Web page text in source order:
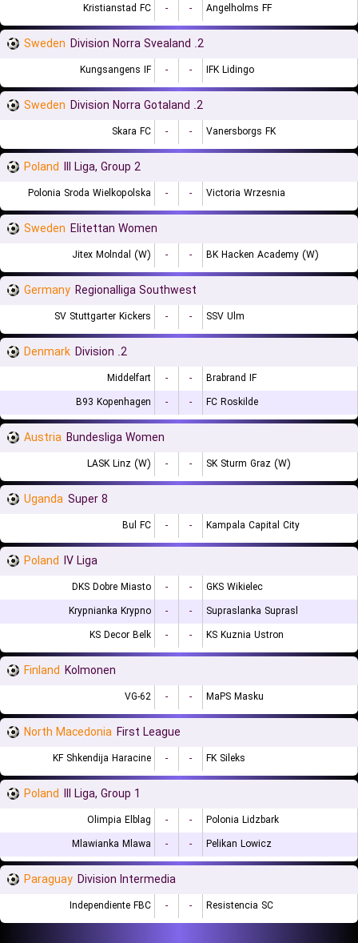
Kristianstad FC - - Angelholms FF
Sweden 2. Division Norra Svealand
Kungsangens IF - - IFK Lidingo
Sweden 2. Division Norra Gotaland
Skara FC - - Vanersborgs FK
Poland III Liga, Group 2
Polonia Sroda Wielkopolska - - Victoria Wrzesnia
Sweden Elitettan Women
Jitex Molndal (W) - - BK Hacken Academy (W)
Germany Regionalliga Southwest
SV Stuttgarter Kickers - - SSV Ulm
Denmark 2. Division
Middelfart - -
Brabrand IF
B93 Kopenhagen
- - FC Roskilde
Austria Bundesliga Women
LASK Linz (W) - - SK Sturm Graz (W)
Uganda Super 8
Bul FC - - Kampala Capital City
Poland IV Liga
DKS Dobre Miasto - -
GKS Wikielec
Krypnianka Krypno
- -
Supraslanka Suprasl
KS Decor Belk
- - KS Kuznia Ustron
Finland Kolmonen
VG-62 - - MaPS Masku
North Macedonia First League
KF Shkendija Haracine - - FK Sileks
Poland III Liga, Group 1
Olimpia Elblag - -
Polonia Lidzbark
Mlawianka Mlawa
- - Pelikan Lowicz
Paraguay Division Intermedia
Independiente FBC - - Resistencia SC